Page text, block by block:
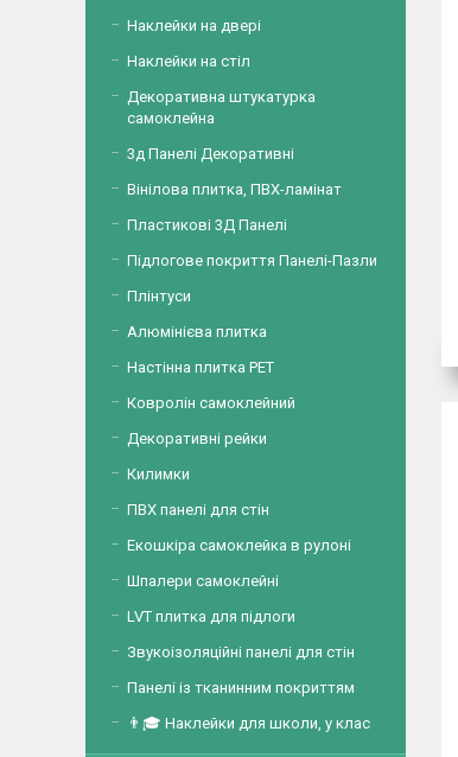
Наклейки на двері
Наклейки на стіл
Декоративна штукатурка
самоклейна
3д Панелі Декоративні
Вінілова плитка, ПВХ-ламінат
Пластикові 3Д Панелі
Підлогове покриття Панелі-Пазли
Плінтуси
Алюмінієва плитка
Настінна плитка PET
Ковролін самоклейний
Декоративні рейки
Килимки
ПВХ панелі для стін
Екошкіра самоклейка в рулоні
Шпалери самоклейні
LVT плитка для підлоги
Звукоізоляційні панелі для стін
Панелі із тканинним покриттям
👨🎓 Наклейки для школи, у клас